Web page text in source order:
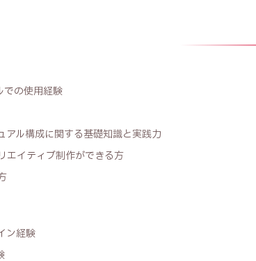
での使用経験
アル構成に関する基礎知識と実践力
エイティブ制作ができる方
ン経験